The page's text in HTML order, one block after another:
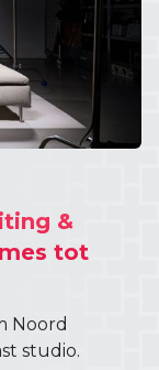
&
tot
Noord
studio.